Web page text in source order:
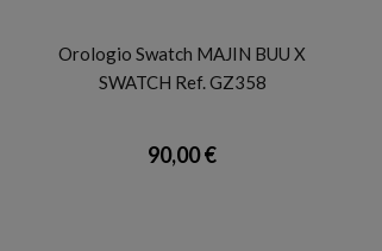
Orologio Swatch MAJIN BUU X
SWATCH Ref. GZ358
90,00 €